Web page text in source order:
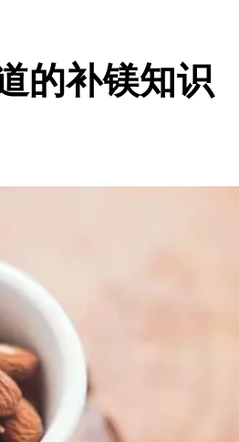
的补镁知识